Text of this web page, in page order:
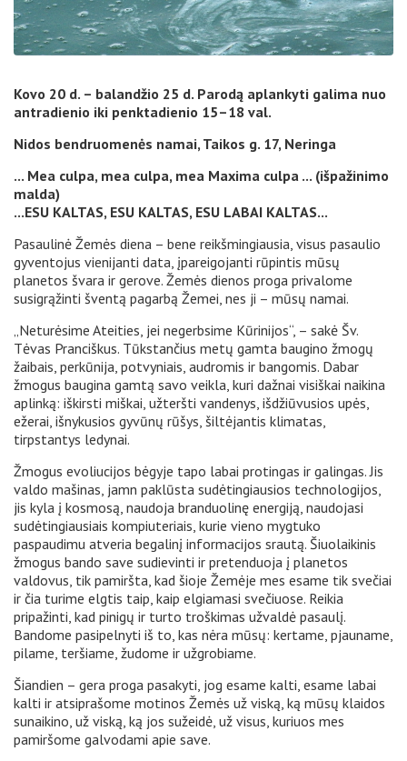
Kovo 20 d. – balandžio 25 d. Parodą aplankyti galima nuo
antradienio iki penktadienio 15–18 val.
Nidos bendruomenės namai, Taikos g. 17, Neringa
... Mea culpa, mea culpa, mea Maxima culpa ... (išpažinimo
malda)
...ESU KALTAS, ESU KALTAS, ESU LABAI KALTAS...
Pasaulinė Žemės diena – bene reikšmingiausia, visus pasaulio
gyventojus vienijanti data, įpareigojanti rūpintis mūsų
planetos švara ir gerove. Žemės dienos proga privalome
susigrąžinti šventą pagarbą Žemei, nes ji – mūsų namai.
„Neturėsime Ateities, jei negerbsime Kūrinijos“, – sakė Šv.
Tėvas Pranciškus. Tūkstančius metų gamta baugino žmogų
žaibais, perkūnija, potvyniais, audromis ir bangomis. Dabar
žmogus baugina gamtą savo veikla, kuri dažnai visiškai naikina
aplinką: iškirsti miškai, užteršti vandenys, išdžiūvusios upės,
ežerai, išnykusios gyvūnų rūšys, šiltėjantis klimatas,
tirpstantys ledynai.
Žmogus evoliucijos bėgyje tapo labai protingas ir galingas. Jis
valdo mašinas, jamn paklūsta sudėtingiausios technologijos,
jis kyla į kosmosą, naudoja branduolinę energiją, naudojasi
sudėtingiausiais kompiuteriais, kurie vieno mygtuko
paspaudimu atveria begalinį informacijos srautą. Šiuolaikinis
žmogus bando save sudievinti ir pretenduoja į planetos
valdovus, tik pamiršta, kad šioje Žemėje mes esame tik svečiai
ir čia turime elgtis taip, kaip elgiamasi svečiuose. Reikia
pripažinti, kad pinigų ir turto troškimas užvaldė pasaulį.
Bandome pasipelnyti iš to, kas nėra mūsų: kertame, pjauname,
pilame, teršiame, žudome ir užgrobiame.
Šiandien – gera proga pasakyti, jog esame kalti, esame labai
kalti ir atsiprašome motinos Žemės už viską, ką mūsų klaidos
sunaikino, už viską, ką jos sužeidė, už visus, kuriuos mes
pamiršome galvodami apie save.